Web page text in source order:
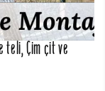
teli, Çim çit ve